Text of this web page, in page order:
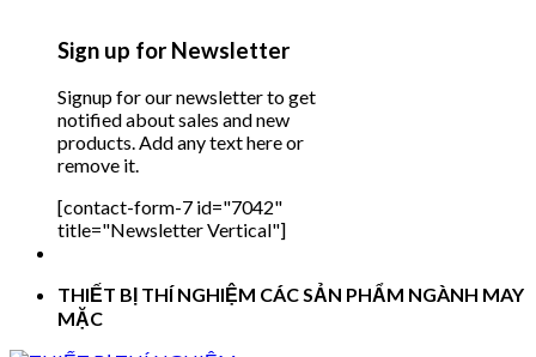
Sign up for Newsletter
Signup for our newsletter to get
notified about sales and new
products. Add any text here or
remove it.
[contact-form-7 id="7042"
title="Newsletter Vertical"]
THIẾT BỊ THÍ NGHIỆM CÁC SẢN PHẨM NGÀNH MAY
MẶC